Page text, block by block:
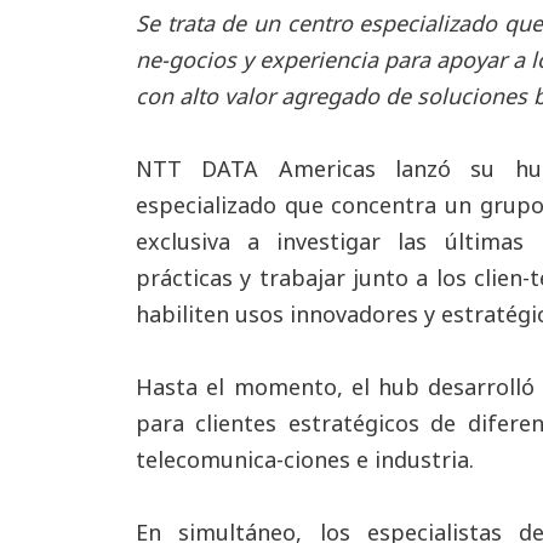
Se trata de un centro especializado
ne-gocios y experiencia para apoyar a
con alto valor agregado de soluciones
NTT DATA Americas lanzó su
especializado que concentra un
exclusiva a investigar las últimas
prácticas y trabajar junto a los clien-
habiliten usos innovadores y
Hasta el momento, el hub
para clientes estratégicos de
telecomunica-ciones e industria.
En simultáneo, los especialistas